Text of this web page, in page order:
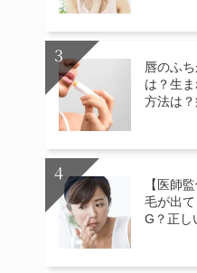
唇のふ
は？生
方法は
【医師
毛が出
G？正し